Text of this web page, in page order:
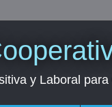
y Laboral